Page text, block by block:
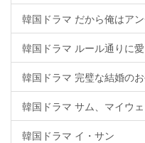
韓国ドラマ だから俺はア
韓国ドラマ ルール通りに愛
韓国ドラマ 完璧な結婚の
韓国ドラマ サム、マイウ
韓国ドラマ イ・サン